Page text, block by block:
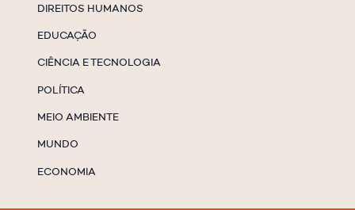
DIREITOS HUMANOS
EDUCAÇÃO
CIÊNCIA E TECNOLOGIA
POLÍTICA
MEIO AMBIENTE
MUNDO
ECONOMIA